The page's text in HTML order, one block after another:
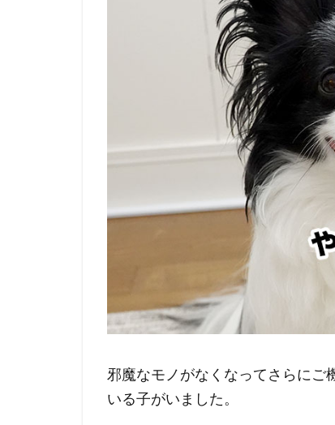
邪魔なモノがなくなってさらにご
いる子がいました。